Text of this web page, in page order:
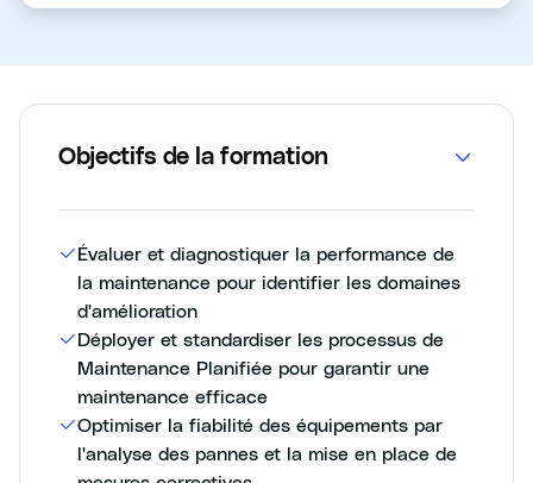
Objectifs de la formation
Évaluer et diagnostiquer la performance de
la maintenance pour identifier les domaines
d'amélioration
Déployer et standardiser les processus de
Maintenance Planifiée pour garantir une
maintenance efficace
Optimiser la fiabilité des équipements par
l'analyse des pannes et la mise en place de